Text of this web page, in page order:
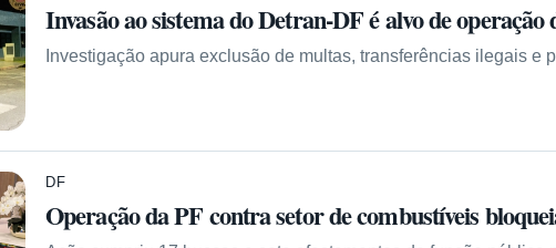
Invasão ao sistema do Detran-DF é alvo de
Investigação apura exclusão de multas, transferências ilegais e
DF
Operação da PF contra setor de combustíveis